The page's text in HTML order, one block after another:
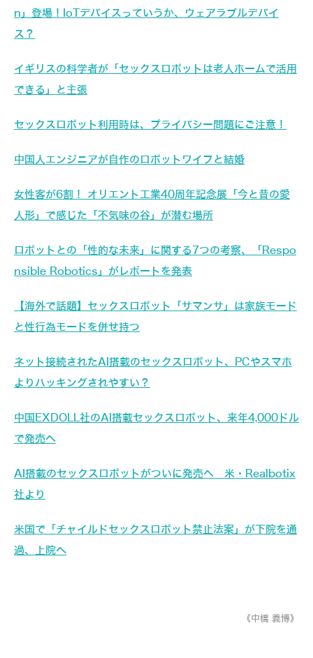
n」登場！IoTデバイスっていうか、ウェアラブルデバイ
ス？
イギリスの科学者が「セックスロボットは老人ホームで活用
できる」と主張
セックスロボット利用時は、プライバシー問題にご注意！
中国人エンジニアが自作のロボットワイフと結婚
女性客が6割！ オリエント工業40周年記念展「今と昔の愛
人形」で感じた「不気味の谷」が潜む場所
ロボットとの「性的な未来」に関する7つの考察、「Respo
nsible Robotics」がレポートを発表
【海外で話題】セックスロボット「サマンサ」は家族モード
と性行為モードを併せ持つ
ネット接続されたAI搭載のセックスロボット、PCやスマホ
よりハッキングされやすい？
中国EXDOLL社のAI搭載セックスロボット、来年4,000ドル
で発売へ
AI搭載のセックスロボットがついに発売へ 米・Realbotix
社より
米国で「チャイルドセックスロボット禁止法案」が下院を通
過、上院へ
《中橋 義博》